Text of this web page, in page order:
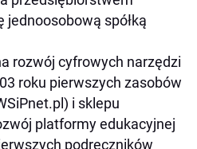
spółką
rozwój cyfrowych narzędzi
roku pierwszych zasobów
i sklepu
platformy edukacyjnej
podręczników